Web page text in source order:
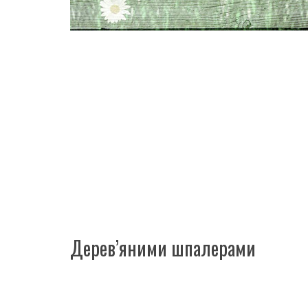
Дерев’яними шпалерами